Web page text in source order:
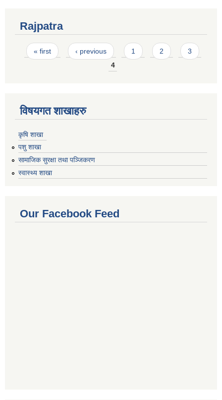
Rajpatra
Pages
« first ‹ previous 1 2
3
4
विषयगत शाखाहरु
कृषि शाखा
पशु शाखा
सामाजिक सुरक्षा तथा पञ्जिकरण
स्वास्थ्य शाखा
Our Facebook Feed